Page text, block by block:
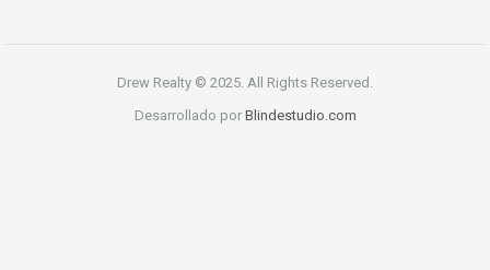
Drew Realty © 2025. All Rights Reserved.
Desarrollado por Blindestudio.com